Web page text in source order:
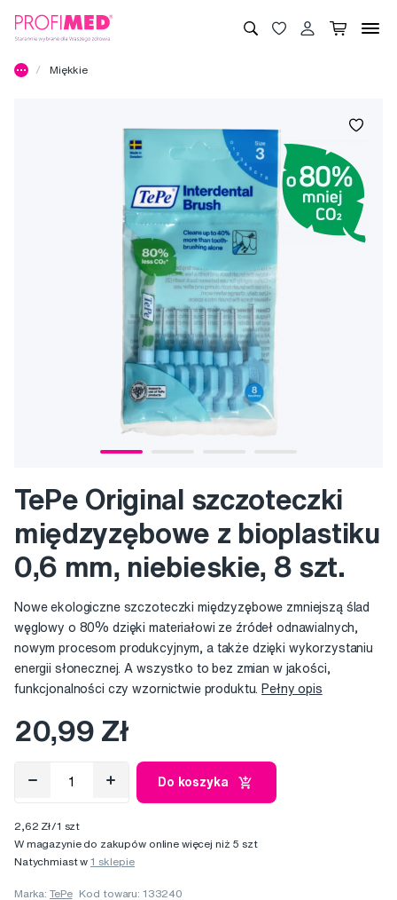
Miękkie
TePe Original szczoteczki
międzyzębowe z bioplastiku
0,6 mm, niebieskie, 8 szt.
Nowe ekologiczne szczoteczki międzyzębowe zmniejszą ślad
węglowy o 80% dzięki materiałowi ze źródeł odnawialnych,
nowym procesom produkcyjnym, a także dzięki wykorzystaniu
energii słonecznej. A wszystko to bez zmian w jakości,
funkcjonalności czy wzornictwie produktu. Pełny opis
20,99 Zł
Do koszyka
2,62 Zł/1 szt
W magazynie do zakupów online więcej niż 5 szt
Natychmiast w1 sklepie
Marka:TePe Kod towaru: 133240